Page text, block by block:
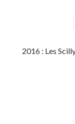
2016 : Les